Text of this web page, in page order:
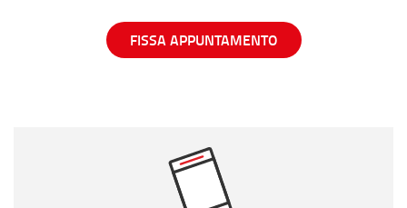
FISSA APPUNTAMENTO